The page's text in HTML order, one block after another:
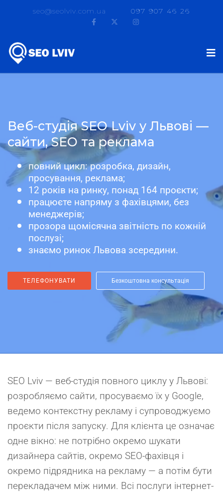
seo@seolviv.com.ua 097 907 46 26
Веб-студія SEO Lviv у Львові —
сайти, SEO та реклама
повний цикл: розробка, дизайн,
просування, реклама;
12 років на ринку, понад 164 проєкти;
працюєте напряму з фахівцями, без
менеджерів;
прозора щомісячна звітність по кожній
послузі;
знаємо ринок Львова зсередини.
ТЕЛЕФОНУВАТИ Безкоштовна консультація
SEO Lviv — веб-студія повного циклу у Львові:
розробляємо сайти, просуваємо їх у Google,
ведемо контекстну рекламу і супроводжуємо
проєкти після запуску. Для клієнта це означає
одне вікно: не потрібно окремо шукати
дизайнера сайтів, окремо SEO-фахівця і
окремо підрядника на рекламу — а потім бути
перекладачем між ними. Всі послуги інтернет-